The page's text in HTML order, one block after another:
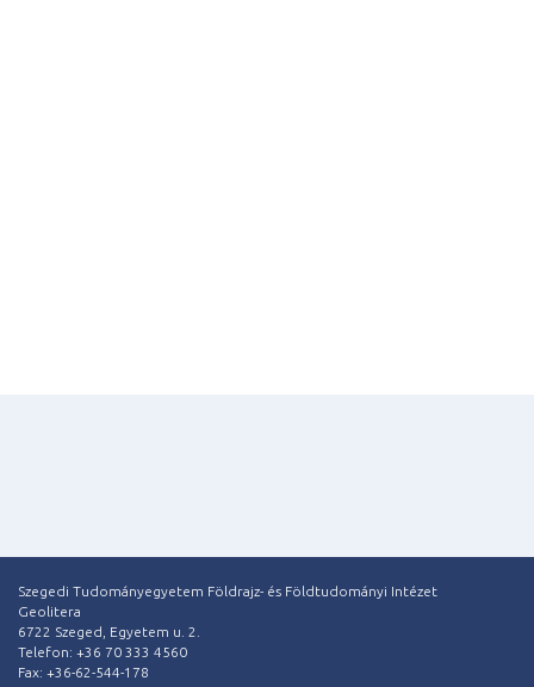
Szegedi Tudományegyetem Földrajz- és Földtudományi Intézet
Geolitera
6722 Szeged, Egyetem u. 2.
Telefon: +36 70 333 4560
Fax: +36-62-544-178